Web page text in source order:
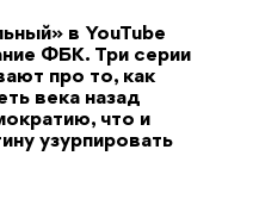
в YouTube
ФБК. Три серии
про то, как
века назад
что и
узурпировать